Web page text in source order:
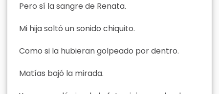
Pero sí la sangre de Renata.
Mi hija soltó un sonido chiquito.
Como si la hubieran golpeado por dentro.
Matías bajó la mirada.